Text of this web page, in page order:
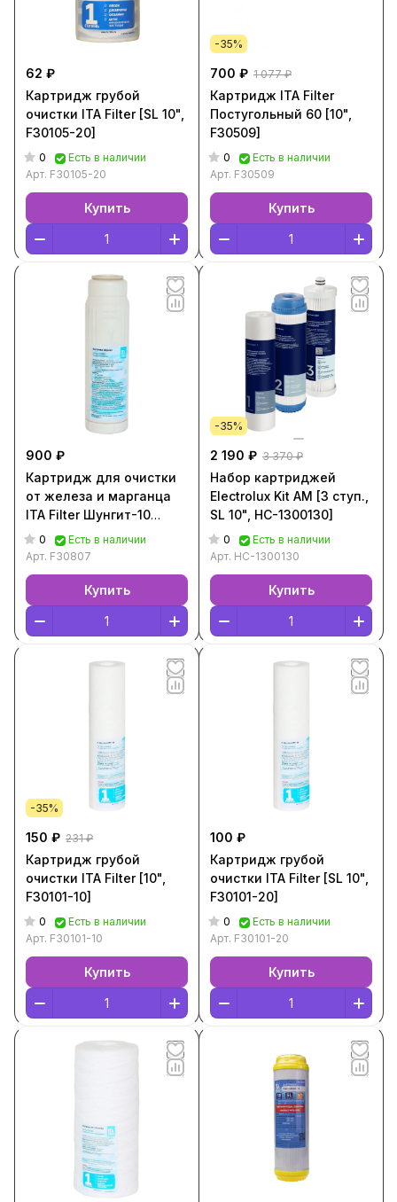
62 ₽
Картридж грубой
очистки ITA Filter [SL 10",
F30105-20]
0
Есть в наличии
Арт. F30105-20
Купить
-35%
700 ₽ 1 077 ₽
Картридж ITA Filter
Постугольный 60 [10",
F30509]
0
Есть в наличии
Арт. F30509
Купить
900 ₽
Картридж для очистки
от железа и марганца
ITA Filter Шунгит-10
[F30807]
0
Есть в наличии
Арт. F30807
Купить
-35%
2 190 ₽ 3 370 ₽
Набор картриджей
Electrolux Kit AM [3 ступ.,
SL 10", НС-1300130]
0
Есть в наличии
Арт. НС-1300130
Купить
-35%
150 ₽ 231 ₽
Картридж грубой
очистки ITA Filter [10",
F30101-10]
0
Есть в наличии
Арт. F30101-10
Купить
100 ₽
Картридж грубой
очистки ITA Filter [SL 10",
F30101-20]
0
Есть в наличии
Арт. F30101-20
Купить